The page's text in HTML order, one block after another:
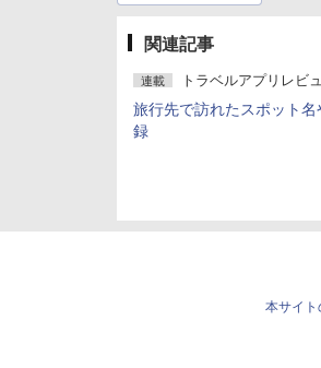
関連記事
連載 トラベルアプリレビ
旅行先で訪れたスポット
録
本サイト